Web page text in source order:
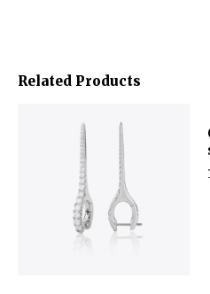
Related Products